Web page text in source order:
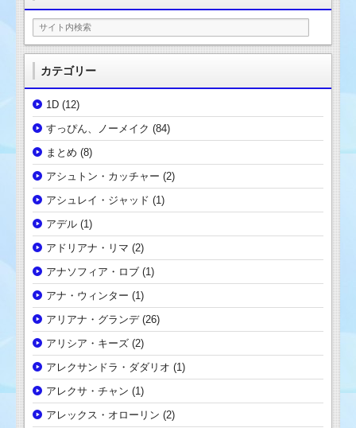
カテゴリー
1D (12)
すっぴん、ノーメイク (84)
まとめ (8)
アシュトン・カッチャー (2)
アシュレイ・ジャッド (1)
アデル (1)
アドリアナ・リマ (2)
アナソフィア・ロブ (1)
アナ・ウィンター (1)
アリアナ・グランデ(26)
アリシア・キーズ (2)
アレクサンドラ・ダダリオ (1)
アレクサ・チャン (1)
アレックス・オローリン (2)